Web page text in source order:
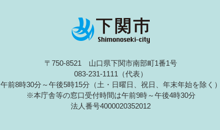
〒750-8521 山口県下関市南部町1番1号
083-231-1111（代表）
午前8時30分～午後5時15分（土・日曜日、祝日、年末年始を除く）
※本庁舎等の窓口受付時間は午前9時～午後4時30分
法人番号4000020352012